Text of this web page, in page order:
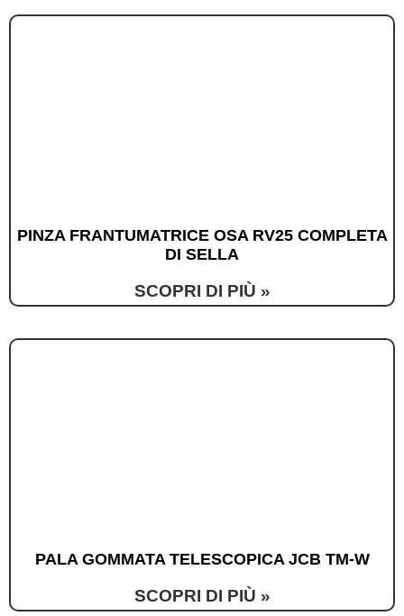
PINZA FRANTUMATRICE OSA RV25 COMPLETA
DI SELLA
SCOPRI DI PIÙ »
PALA GOMMATA TELESCOPICA JCB TM-W
SCOPRI DI PIÙ »